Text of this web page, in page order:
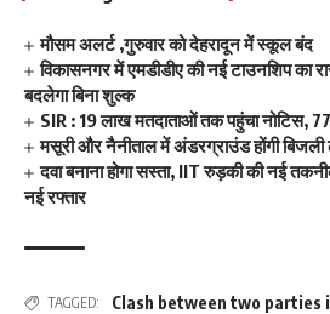
मौसम अलर्ट ,गुरुवार को देहरादून में स्कूल बंद
विकासनगर में एमडीडीए की नई टाउनशिप का
बदलेगा बिना शुल्क
SIR : 19 लाख मतदाताओं तक पहुंचा नोटिस, 77
मसूरी और नैनीताल में अंडरग्राउंड होंगी बिजली
दवा बनाना होगा सस्ता, IIT रुड़की की नई
नई रफ्तार
TAGGED: Clash between two parties